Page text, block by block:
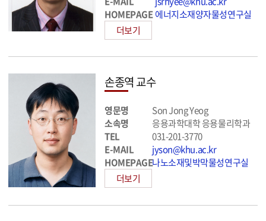
HOMEPAGE 에너지소재양자물성연구실
더보기
손종역 교수
영문명
Son Jong Yeog
소속명
응용과학대학 응용물리학과
TEL
031-201-3770
E-MAIL
jyson@khu.ac.kr
HOMEPAGE나노소재및박막물성연구실
더보기